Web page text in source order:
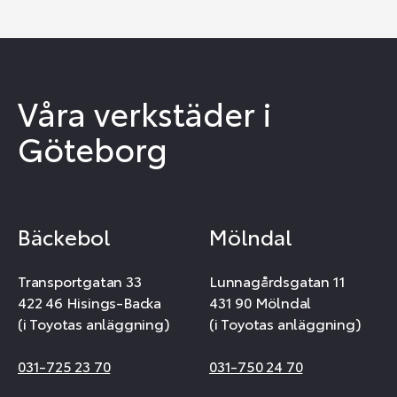
Våra verkstäder i
Göteborg
Bäckebol
Transportgatan 33
422 46 Hisings-Backa
(i Toyotas anläggning)
031-725 23 70
Mölndal
Lunnagårdsgatan 11
431 90 Mölndal
(i Toyotas anläggning)
031-750 24 70